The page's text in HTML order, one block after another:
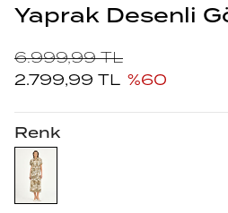
Yaprak Desenli
6.999,99 TL
2.799,99 TL %60
Renk